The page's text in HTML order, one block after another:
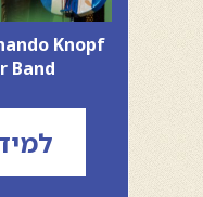
Knopf
Band